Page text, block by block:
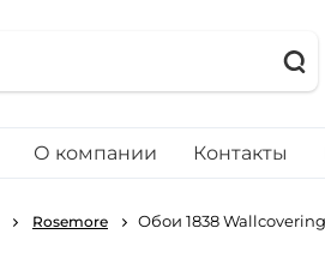
О компании Контакты
Rosemore Обои 1838